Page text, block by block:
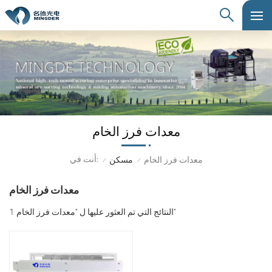
معدات فرز الخام
أنت في: / مسكن / معدات فرز الخام
معدات فرز الخام
1 النتائج التي تم العثور عليها ل "معدات فرز الخام"